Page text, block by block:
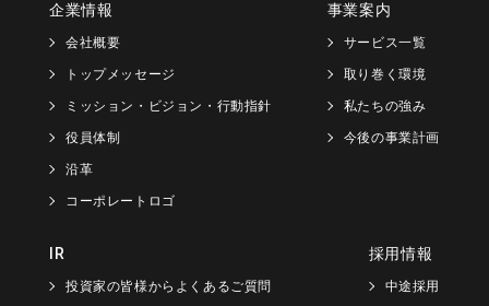
企業情報
会社概要
トップメッセージ
ミッション・ビジョン・行動指針
役員体制
沿革
コーポレートロゴ
事業案内
サービス一覧
取り巻く環境
私たちの強み
今後の事業計画
IR
投資家の皆様からよくあるご質問
採用情報
中途採用